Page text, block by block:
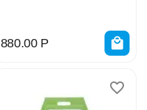
880.00 Р